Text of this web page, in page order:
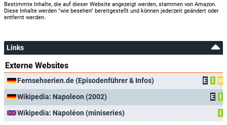
Bestimmte Inhalte, die auf dieser Website angezeigt werden, stammen von Amazon.
Diese Inhalte werden "wie besehen" bereitgestellt und können jederzeit geändert oder
entfernt werden.
Links
Externe Websites
Fernsehserien.de (Episodenführer & Infos) E I
B
Wikipedia: Napoleon (2002)
E
I
Wikipedia: Napoléon (miniseries)
I